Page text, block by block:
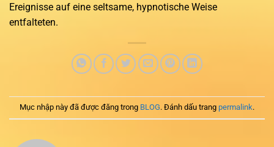
Ereignisse auf eine seltsame, hypnotische Weise
entfalteten.
Mục nhập này đã được đăng trong BLOG. Đánh dấu trang permalink.